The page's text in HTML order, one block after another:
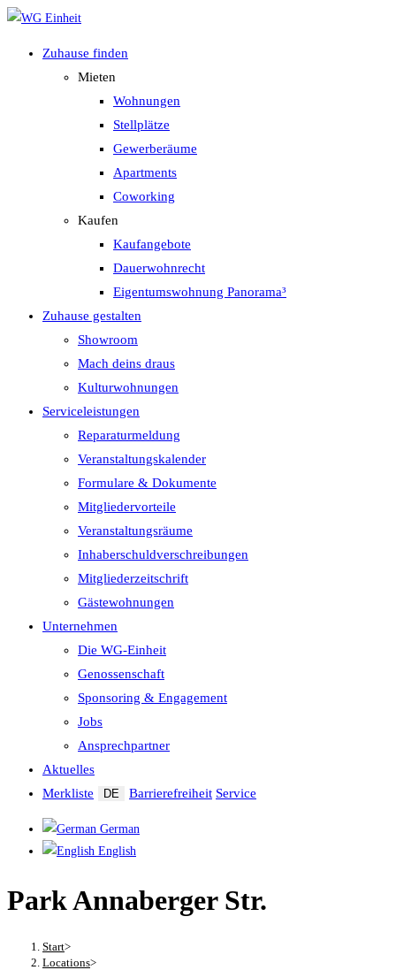
Zum
springen
Zuhause finden
Mieten
Wohnungen
Stellplätze
Gewerberäume
Apartments
Coworking
Kaufen
Kaufangebote
Dauerwohnrecht
Eigentumswohnung Panorama³
Zuhause gestalten
Showroom
Mach deins draus
Kulturwohnungen
Serviceleistungen
Reparaturmeldung
Veranstaltungskalender
Formulare & Dokumente
Mitgliedervorteile
Veranstaltungsräume
Inhaberschuld­verschreibungen
Mitgliederzeitschrift
Gästewohnungen
Unternehmen
Die WG-Einheit
Genossenschaft
Sponsoring & Engagement
Jobs
Ansprechpartner
Aktuelles
Merkliste
DE Barrierefreiheit Service
German
English
Park Annaberger Str.
Start>
Locations>